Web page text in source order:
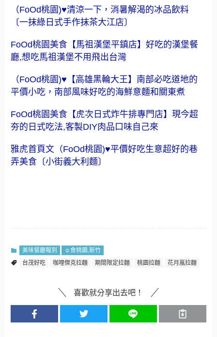
（FoOd桃園)♥清涼一下，消暑解渴的冰品飲料
〔一抹綠日式手作抹茶大江店〕
FoOd桃園美食【馬祖漢堡平鎮店】好吃的漢堡餐
廳,想吃馬祖漢堡不用飛出台灣
（FoOd桃園)♥【高雄黑輪大王】南部必吃道地的
平價小吃，南部風味好吃的海鮮意麵和關東煮
FoOd桃園美食【虎次日式炸牛排專門店】現今超
夯的日式吃法,客製DIY肉品口味自己來
雅虎首頁文（FoOd桃園)♥平價好吃生意超好的巷
弄美食〔小街義大利麵〕
美味餐廳報到
☺食桃園,新竹
台茂好吃
咖哩傑克拉麵 期間限定拉麵 桃園拉麵 花月嵐拉麵
喜歡就分享出去吧！